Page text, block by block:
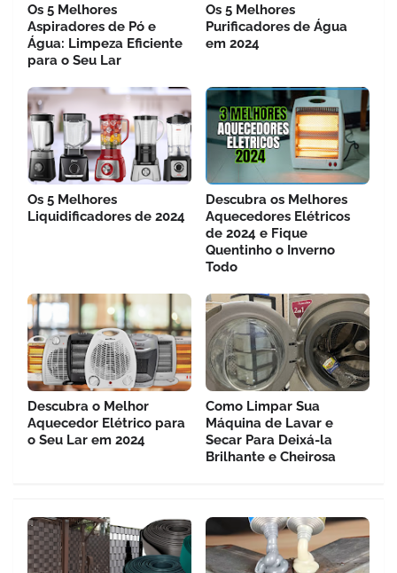
Os 5 Melhores
Aspiradores de Pó e
Água: Limpeza Eficiente
para o Seu Lar
Os 5 Melhores
Purificadores de Água
em 2024
Os 5 Melhores
Liquidificadores de 2024
Descubra os Melhores
Aquecedores Elétricos
de 2024 e Fique
Quentinho o Inverno
Todo
Descubra o Melhor
Aquecedor Elétrico para
o Seu Lar em 2024
Como Limpar Sua
Máquina de Lavar e
Secar Para Deixá-la
Brilhante e Cheirosa